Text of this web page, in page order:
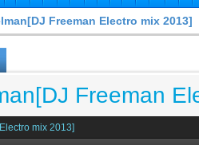
Freeman Electro mix 2013]
Freeman
mix 2013]